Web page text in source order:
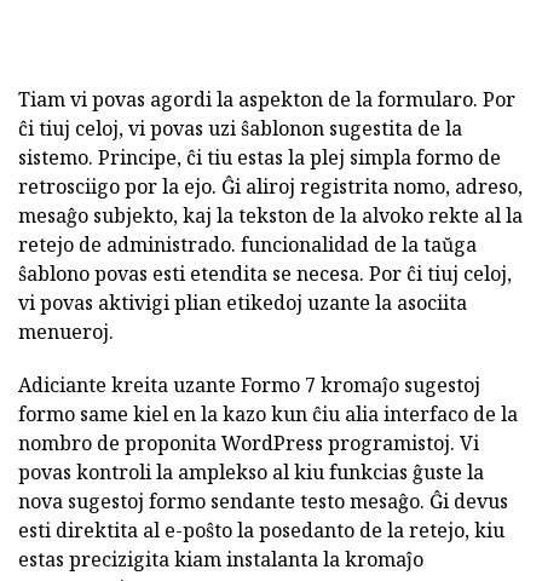
Tiam vi povas agordi la aspekton de la formularo. Por
ĉi tiuj celoj, vi povas uzi ŝablonon sugestita de la
sistemo. Principe, ĉi tiu estas la plej simpla formo de
retrosciigo por la ejo. Ĝi aliroj registrita nomo, adreso,
mesaĝo subjekto, kaj la tekston de la alvoko rekte al la
retejo de administrado. funcionalidad de la taŭga
ŝablono povas esti etendita se necesa. Por ĉi tiuj celoj,
vi povas aktivigi plian etikedoj uzante la asociita
menueroj.
Adiciante kreita uzante Formo 7 kromaĵo sugestoj
formo same kiel en la kazo kun ĉiu alia interfaco de la
nombro de proponita WordPress programistoj. Vi
povas kontroli la amplekso al kiu funkcias ĝuste la
nova sugestoj formo sendante testo mesaĝo. Ĝi devus
esti direktita al e-poŝto la posedanto de la retejo, kiu
estas precizigita kiam instalanta la kromaĵo